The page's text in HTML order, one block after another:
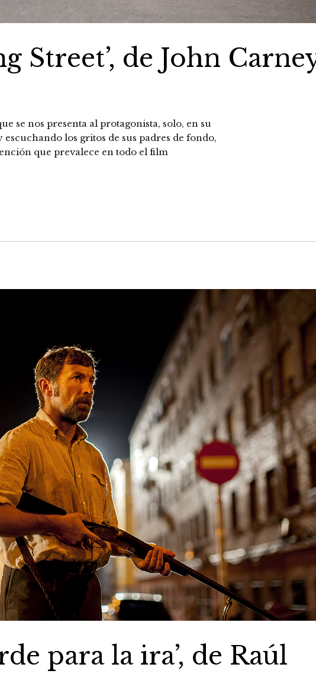
Street’, de John
se nos presenta al protagonista, solo, en su
los gritos de sus padres de fondo,
que prevalece en todo el film
para la ira’, de Raúl